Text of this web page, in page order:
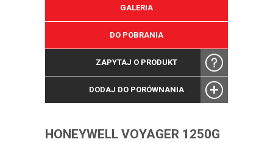
GALERIA
DO POBRANIA
ZAPYTAJ O PRODUKT
DODAJ DO PORÓWNANIA
HONEYWELL VOYAGER 1250G